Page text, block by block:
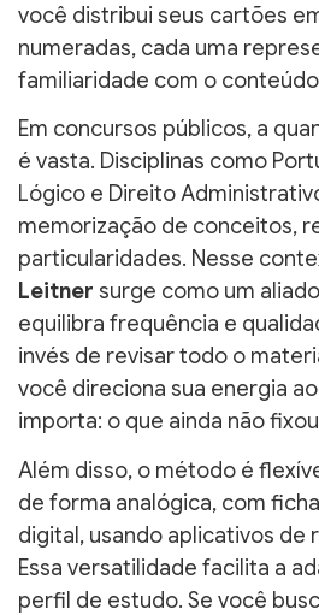
você distribui seus cartões
numeradas, cada uma
familiaridade com o
Em concursos públicos, a
é vasta. Disciplinas como
Lógico e Direito
memorização de conceitos,
particularidades. Nesse
Leitner surge como um
equilibra frequência e
invés de revisar todo o
você direciona sua energia
importa: o que ainda não
Além disso, o método é
de forma analógica, com
digital, usando aplicativos de
Essa versatilidade facilita a
perfil de estudo. Se você